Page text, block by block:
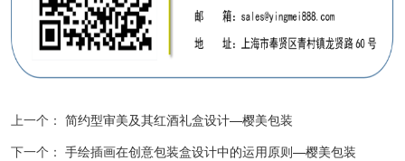
上一个： 简约型审美及其红酒礼盒设计—樱美包装
下一个： 手绘插画在创意包装盒设计中的运用原则—樱美包装